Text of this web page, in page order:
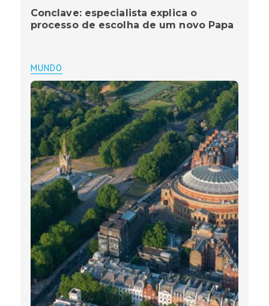
Conclave: especialista explica o
processo de escolha de um novo Papa
MUNDO